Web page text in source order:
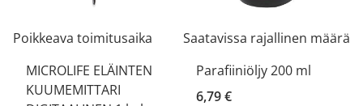
Poikkeava toimitusaika
MICROLIFE ELÄINTEN
KUUMEMITTARI
Saatavissa rajallinen määrä
Parafiiniöljy 200 ml
6,79 €